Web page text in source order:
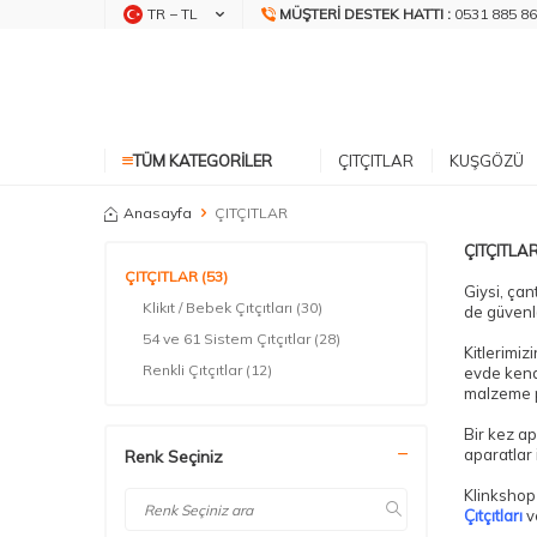
TR − TL MÜŞTERI DESTEK HATTI : 0531 885
TÜM KATEGORILER ÇITÇITLAR KUŞGÖZÜ
Anasayfa ÇITÇITLAR
ÇITÇITLAR (53)
Klikıt / Bebek Çıtçıtları (30)
54 ve 61 Sistem Çıtçıtlar (28)
Renkli Çıtçıtlar (12)
Renk Seçiniz
Giysi,
de
evde
malzeme
Bir kez
aparatlar
Klinkshop
Çıtçıtları